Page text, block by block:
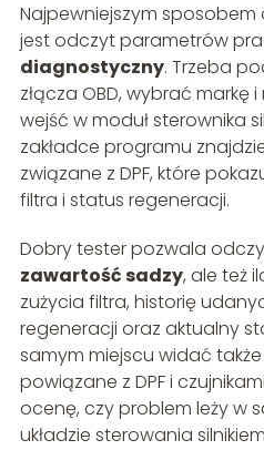
Najpewniejszym
jest odczyt parametrów
diagnostyczny. Trzeba
złącza OBD, wybrać
wejść w moduł sterownika
zakładce programu
związane z DPF, które
filtra i status regeneracji.
Dobry tester pozwala
zawartość sadzy, ale też
zużycia filtra, historię
regeneracji oraz aktualny
samym miejscu widać
powiązane z DPF i
ocenę, czy problem leży w
układzie sterowania